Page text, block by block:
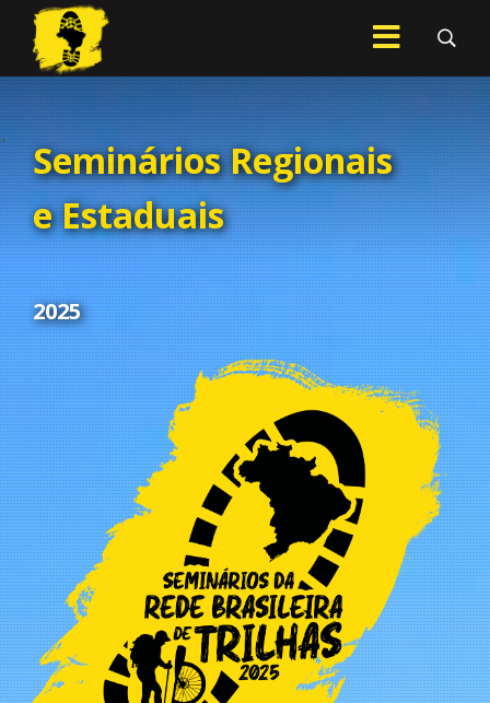
.
Seminários Regionais
e Estaduais
2025